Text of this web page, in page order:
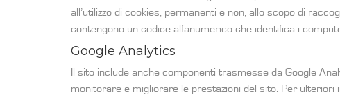
all’utilizzo di cookies, permanenti e non, allo scopo di
contengono un codice alfanumerico che identifica i
Google Analytics
Il sito include anche componenti trasmesse da Google
monitorare e migliorare le prestazioni del sito. Per ulteriori